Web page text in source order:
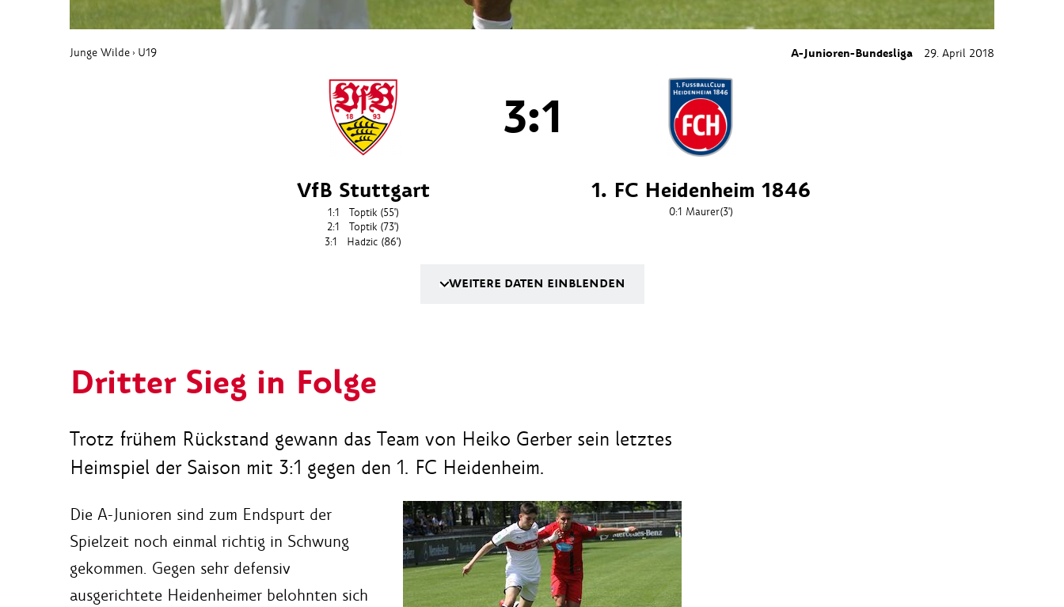
Junge Wilde › U19 A-Junioren-Bundesliga 29. April 2018
VfB Stuttgart
1:1 Toptik(55')
2:1
Toptik (73')
3:1
Hadzic (86')
3:1
1. FC Heidenheim 1846
0:1 Maurer(3')
WEITERE DATEN EINBLENDEN
Dritter Sieg in Folge
Trotz frühem Rückstand gewann das Team von Heiko Gerber sein letztes
Heimspiel der Saison mit 3:1 gegen den 1. FC Heidenheim.
Die A-Junioren sind zum Endspurt der
Spielzeit noch einmal richtig in Schwung
gekommen. Gegen sehr defensiv
ausgerichtete Heidenheimer belohnten sich